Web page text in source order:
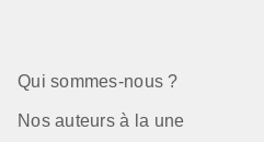
Qui sommes-nous ?
Nos auteurs à la une